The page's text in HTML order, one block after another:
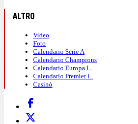
ALTRO
Video
Foto
Calendario Serie A
Calendario Champions
Calendario Europa L.
Calendario Premier L.
Casinò